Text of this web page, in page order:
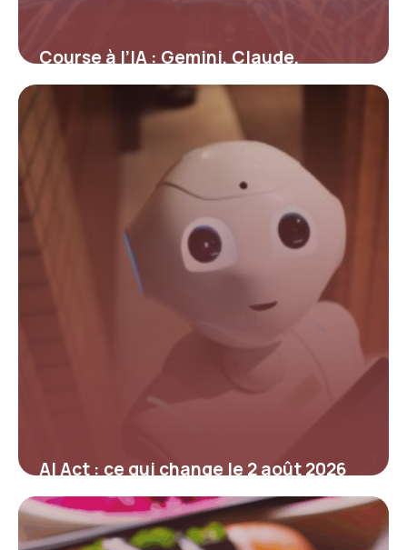
Course à l’IA : Gemini, Claude,
Mistral… où en est la bataille mi-2026
AI Act : ce qui change le 2 août 2026
pour les entreprises et l’IA générative
14 juin 2026